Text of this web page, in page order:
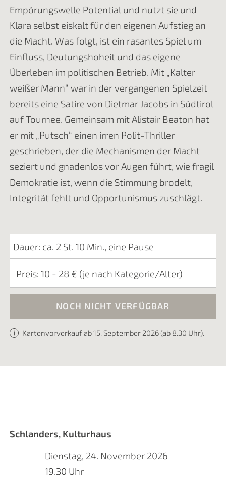
Empörungswelle Potential und nutzt sie und
Klara selbst eiskalt für den eigenen Aufstieg an
die Macht. Was folgt, ist ein rasantes Spiel um
Einfluss, Deutungshoheit und das eigene
Überleben im politischen Betrieb. Mit „Kalter
weißer Mann“ war in der vergangenen Spielzeit
bereits eine Satire von Dietmar Jacobs in Südtirol
auf Tournee. Gemeinsam mit Alistair Beaton hat
er mit „Putsch“ einen irren Polit-Thriller
geschrieben, der die Mechanismen der Macht
seziert und gnadenlos vor Augen führt, wie fragil
Demokratie ist, wenn die Stimmung brodelt,
Integrität fehlt und Opportunismus zuschlägt.
Dauer: ca. 2 St. 10 Min., eine Pause
Preis: 10 - 28 € (je nach Kategorie/Alter)
NOCH NICHT VERFÜGBAR
Kartenvorverkauf ab 15. September 2026 (ab 8.30 Uhr).
Schlanders, Kulturhaus
Dienstag, 24. November 2026
19.30 Uhr